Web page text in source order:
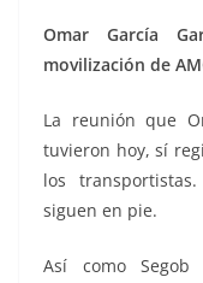
Omar García
movilización de
La reunión que
tuvieron hoy, sí
los
siguen en pie.
Así como